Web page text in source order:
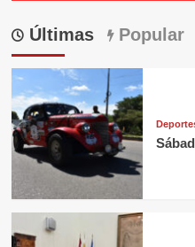
Últimas Popular